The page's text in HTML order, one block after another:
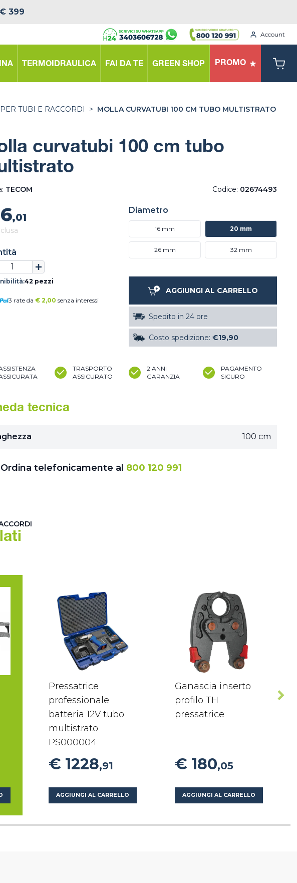
399
Account
TERMOIDRAULICA FAI DA TE GREEN SHOP PROMO
TUBI E RACCORDI > MOLLA CURVATUBI 100 CM TUBO MULTISTRATO
curvatubi 100 cm tubo
TECOM Codice: 02674493
,01
42 pezzi
3 rate da € 2,00 senza interessi
Diametro
16 mm 20 mm
26 mm 32 mm
AGGIUNGI AL CARRELLO
Spedito in 24 ore
Costo spedizione: €19,90
TRASPORTO
ASSICURATO
2 ANNI
GARANZIA
PAGAMENTO
SICURO
tecnica
100 cm
Ordina telefonicamente al 800 120 991
Pressatrice
professionale
batteria 12V tubo
multistrato
PS000004
€ 1228,91
AGGIUNGI AL CARRELLO
Ganascia inserto
profilo TH
pressatrice
€ 180,05
AGGIUNGI AL CARRELLO